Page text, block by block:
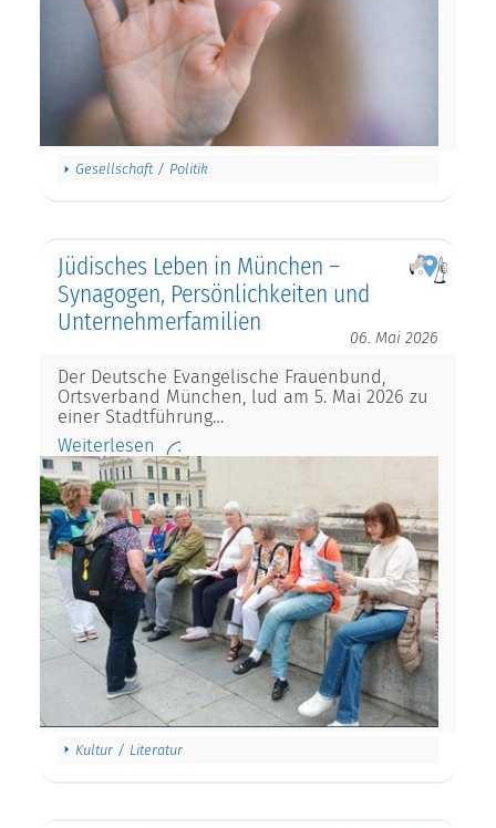
Gesellschaft / Politik
Jüdisches Leben in München –
Synagogen, Persönlichkeiten und
Unternehmerfamilien
06. Mai 2026
Der Deutsche Evangelische Frauenbund,
Ortsverband München, lud am 5. Mai 2026 zu
einer Stadtführung…
Weiterlesen
Kultur / Literatur